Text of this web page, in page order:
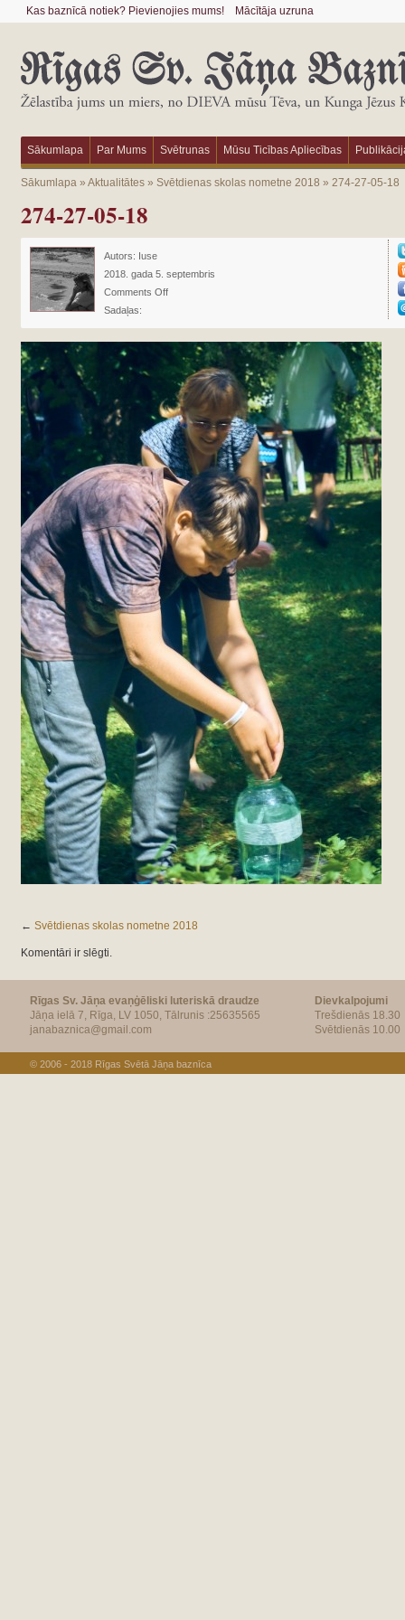
Kas baznīcā notiek? Pievienojies mums! Mācītāja uzruna
Sākumlapa Par Mums Svētrunas Mūsu Ticības Apliecības
Sākumlapa» Aktualitātes» Svētdienas skolas nometne 2018 » 274-27-05-18
274-27-05-18
Autors: Iuse
2018. gada 5. septembris
Comments Off
Sadaļas:
← Svētdienas skolas nometne 2018
Komentāri ir slēgti.
Rīgas Sv. Jāņa evaņģēliski luteriskā draudze
Jāņa ielā 7, Rīga, LV 1050, Tālrunis :25635565
janabaznica@gmail.com
Dievkalpojumi
Trešdienās 18.30
Svētdienās 10.00
© 2006 - 2018 Rīgas Svētā Jāņa baznīca